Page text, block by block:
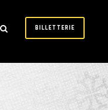
BILLETTERIE